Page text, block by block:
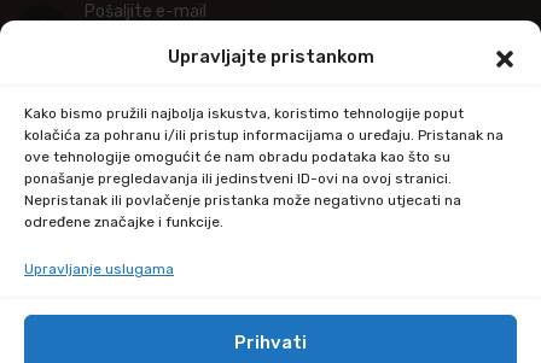
Upravljajte pristankom
Kako bismo pružili najbolja iskustva, koristimo tehnologije poput
kolačića za pohranu i/ili pristup informacijama o uređaju. Pristanak na
ove tehnologije omogućit će nam obradu podataka kao što su
ponašanje pregledavanja ili jedinstveni ID-ovi na ovoj stranici.
Nepristanak ili povlačenje pristanka može negativno utjecati na
određene značajke i funkcije.
Upravljanje uslugama
Prihvati
Pošaljite e-mail
Adresa
Industrijska ulica 39,
34000 Požega
© Copyright 2024 by kupitapetu.com